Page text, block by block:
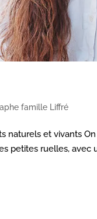
famille Liffré
et vivants
petites ruelles, avec